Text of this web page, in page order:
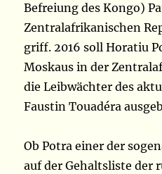
Befreiung des Kongo)
Zentralafrikanischen
griff. 2016 soll Horatiu
Moskaus in der
die Leibwächter des
Faustin Touadéra
Ob Potra einer der
auf der Gehaltsliste der